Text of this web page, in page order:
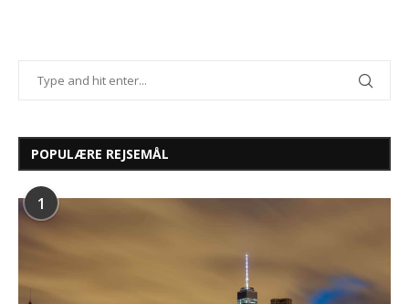
POPULÆRE REJSEMÅL
1